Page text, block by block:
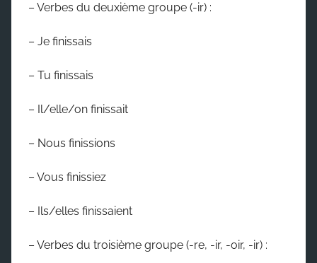
– Verbes du deuxième groupe (-ir) :
– Je finissais
– Tu finissais
– Il/elle/on finissait
– Nous finissions
– Vous finissiez
– Ils/elles finissaient
– Verbes du troisième groupe (-re, -ir, -oir, -ir) :